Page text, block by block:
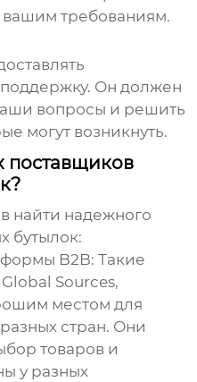
вашим требованиям.
Он должен
вопросы и решить
могут возникнуть.
поставщиков
найти надежного
бутылок:
B2B: Такие
Sources,
местом для
стран. Они
товаров и
у разных